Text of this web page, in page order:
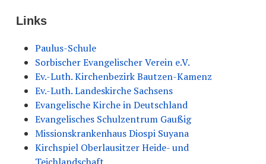
Links
Paulus-Schule
Sorbischer Evangelischer Verein e.V.
Ev.-Luth. Kirchenbezirk Bautzen-Kamenz
Ev.-Luth. Landeskirche Sachsens
Evangelische Kirche in Deutschland
Evangelisches Schulzentrum Gaußig
Missionskrankenhaus Diospi Suyana
Kirchspiel Oberlausitzer Heide- und